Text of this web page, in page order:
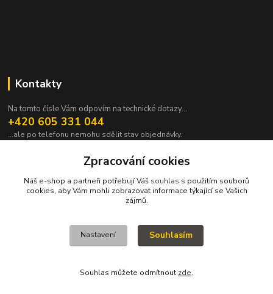
Kontakty
Na tomto čísle Vám odpovím na technické dotazy...
+420 605 331 044
...ale po telefonu nemohu sdělit stav objednávky.
pavek@janpavek.com
VŠECHNY VÝROBKY V TOMTO ESHOPU JSOU VYRÁBĚNY NA ZAKÁZKU a
KOPYRAJT ORAJT! (c)2015-2022
Zpracování cookies
Náš e-shop a partneři potřebují Váš souhlas s použitím souborů
cookies, aby Vám mohli zobrazovat informace týkající se Vašich
zájmů.
Nastavení Souhlasím
Souhlas můžete odmítnout zde.